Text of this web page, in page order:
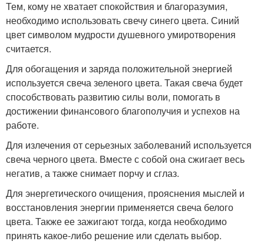
Тем, кому не хватает спокойствия и благоразумия,
необходимо использовать свечу синего цвета. Синий
цвет символом мудрости душевного умиротворения
считается.
Для обогащения и заряда положительной энергией
используется свеча зеленого цвета. Такая свеча будет
способствовать развитию силы воли, помогать в
достижении финансового благополучия и успехов на
работе.
Для излечения от серьезных заболеваний используется
свеча черного цвета. Вместе с собой она сжигает весь
негатив, а также снимает порчу и сглаз.
Для энергетического очищения, прояснения мыслей и
восстановления энергии применяется свеча белого
цвета. Также ее зажигают тогда, когда необходимо
принять какое-либо решение или сделать выбор.